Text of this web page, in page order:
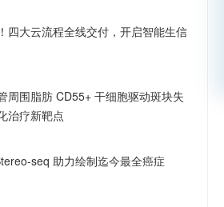
四大云流程全线交付，开启智能生信
周围脂肪 CD55+ 干细胞驱动斑块失
治疗新靶点
seq 助力绘制迄今最全癌症